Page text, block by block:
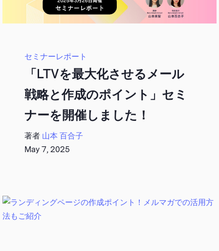
セミナーレポート
「LTVを最大化させるメール
戦略と作成のポイント」セミ
ナーを開催しました！
著者 山本 百合子
May 7, 2025